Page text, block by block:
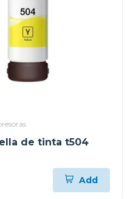
de tinta t504
Add